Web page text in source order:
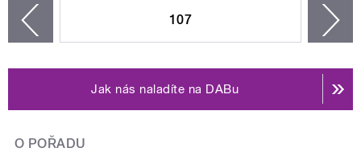
107
Jak nás naladíte na DABu
O POŘADU